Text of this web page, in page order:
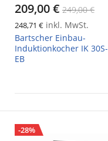
209,00 € 249,00 €
248,71 € inkl. MwSt.
Bartscher Einbau-
Induktionkocher IK 30S-
EB
-28%